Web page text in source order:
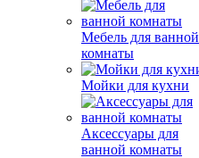
Мебель для ванной
комнаты
Мойки для кухни
Аксессуары для
ванной комнаты